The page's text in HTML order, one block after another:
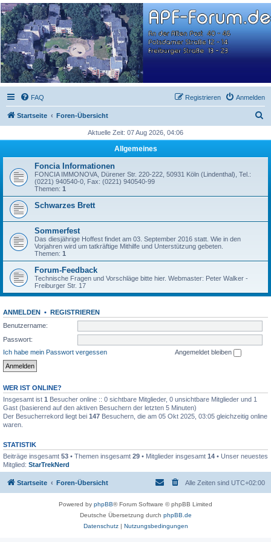
APF-Forum.de
WEG: An der Alten Post 40-46, Potsdamer Str. 12-14, Freiburger Str. 13-23
FAQ Anmelden
Registrieren
Startseite Foren-Übersicht
h
Aktuelle Zeit: 07 Aug 2026, 04:06
Allgemeines
Foncia Informationen
FONCIA IMMONOVA, Dürener Str. 220-222, 50931 Köln (Lindenthal), Tel.:
(0221) 940540-0, Fax: (0221) 940540-99
Themen: 1
Schwarzes Brett
Sommerfest
Das diesjährige Hoffest findet am 03. September 2016 statt. Wie in den
Vorjahren wird um tatkräftige Mithilfe und Unterstützung gebeten.
Themen: 1
Forum-Feedback
Technische Fragen und Vorschläge bitte hier. Webmaster: Peter Walker -
Freiburger Str. 17
ANMELDEN • REGISTRIEREN
Benutzername:
Passwort:
Ich habe mein Passwort vergessen
Angemeldet bleiben
WER IST ONLINE?
Insgesamt ist 1 Besucher online :: 0 sichtbare Mitglieder, 0 unsichtbare Mitglieder und 1
Gast (basierend auf den aktiven Besuchern der letzten 5 Minuten)
Der Besucherrekord liegt bei 147 Besuchern, die am 05 Okt 2025, 03:05 gleichzeitig online
waren.
STATISTIK
Beiträge insgesamt 53 • Themen insgesamt 29 • Mitglieder insgesamt 14 • Unser neuestes
Mitglied: StarTrekNerd
Startseite Foren-Übersicht Alle Zeiten sind UTC+02:00
Powered by phpBB® Forum Software © phpBB Limited
Deutsche Übersetzung durch phpBB.de
Datenschutz| Nutzungsbedingungen